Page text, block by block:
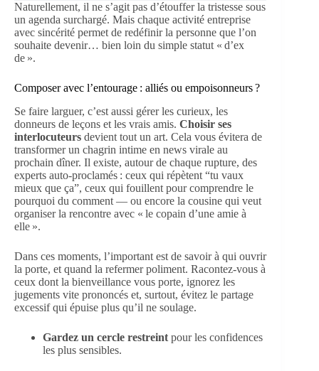
Naturellement, il ne s’agit pas d’étouffer la tristesse sous
un agenda surchargé. Mais chaque activité entreprise
avec sincérité permet de redéfinir la personne que l’on
souhaite devenir… bien loin du simple statut « d’ex
de ».
Composer avec l’entourage : alliés ou empoisonneurs ?
Se faire larguer, c’est aussi gérer les curieux, les
donneurs de leçons et les vrais amis. Choisir ses
interlocuteurs devient tout un art. Cela vous évitera de
transformer un chagrin intime en news virale au
prochain dîner. Il existe, autour de chaque rupture, des
experts auto-proclamés : ceux qui répètent “tu vaux
mieux que ça”, ceux qui fouillent pour comprendre le
pourquoi du comment — ou encore la cousine qui veut
organiser la rencontre avec « le copain d’une amie à
elle ».
Dans ces moments, l’important est de savoir à qui ouvrir
la porte, et quand la refermer poliment. Racontez-vous à
ceux dont la bienveillance vous porte, ignorez les
jugements vite prononcés et, surtout, évitez le partage
excessif qui épuise plus qu’il ne soulage.
Gardez un cercle restreint pour les confidences
les plus sensibles.